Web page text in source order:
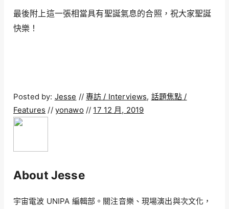
最後附上這一張相當具有聖誕氣息的合照，祝大家聖誕
快樂！
Posted by: Jesse // 專訪 / Interviews, 話題焦點 /
Features // yonawo // 17 12 月, 2019
About Jesse
宇宙電波 UNIPA 編輯部。關注音樂、現場演出與次文化，